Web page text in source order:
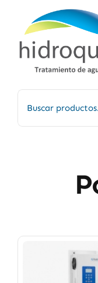
contenido